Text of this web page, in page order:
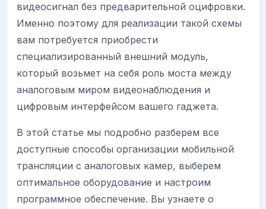
видеосигнал без предварительной оцифровки.
Именно поэтому для реализации такой схемы
вам потребуется приобрести
специализированный внешний модуль,
который возьмет на себя роль моста между
аналоговым миром видеонаблюдения и
цифровым интерфейсом вашего гаджета.
В этой статье мы подробно разберем все
доступные способы организации мобильной
трансляции с аналоговых камер, выберем
оптимальное оборудование и настроим
программное обеспечение. Вы узнаете о